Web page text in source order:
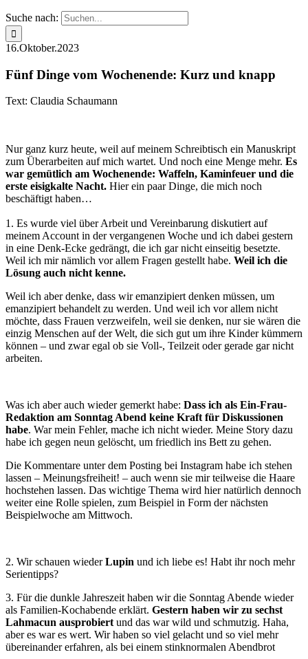
Suche nach:
16.Oktober.2023
Fünf Dinge vom Wochenende: Kurz und knapp
Text: Claudia Schaumann
Nur ganz kurz heute, weil auf meinem Schreibtisch ein Manuskript
zum Überarbeiten auf mich wartet. Und noch eine Menge mehr. Es
war gemütlich am Wochenende: Waffeln, Kaminfeuer und die
erste eisigkalte Nacht. Hier ein paar Dinge, die mich noch
beschäftigt haben…
1. Es wurde viel über Arbeit und Vereinbarung diskutiert auf
meinem Account in der vergangenen Woche und ich dabei gestern
in eine Denk-Ecke gedrängt, die ich gar nicht einseitig besetzte.
Weil ich mir nämlich vor allem Fragen gestellt habe. Weil ich die
Lösung auch nicht kenne.
Weil ich aber denke, dass wir emanzipiert denken müssen, um
emanzipiert behandelt zu werden. Und weil ich vor allem nicht
möchte, dass Frauen verzweifeln, weil sie denken, nur sie wären die
einzig Menschen auf der Welt, die sich gut um ihre Kinder kümmern
können – und zwar egal ob sie Voll-, Teilzeit oder gerade gar nicht
arbeiten.
Was ich aber auch wieder gemerkt habe: Dass ich als Ein-Frau-
Redaktion am Sonntag Abend keine Kraft für Diskussionen
habe. War mein Fehler, mache ich nicht wieder. Meine Story dazu
habe ich gegen neun gelöscht, um friedlich ins Bett zu gehen.
Die Kommentare unter dem Posting bei Instagram habe ich stehen
lassen – Meinungsfreiheit! – auch wenn sie mir teilweise die Haare
hochstehen lassen. Das wichtige Thema wird hier natürlich dennoch
weiter eine Rolle spielen, zum Beispiel in Form der nächsten
Beispielwoche am Mittwoch.
2. Wir schauen wiederLupin und ich liebe es! Habt ihr noch mehr
Serientipps?
3. Für die dunkle Jahreszeit haben wir die Sonntag Abende wieder
als Familien-Kochabende erklärt. Gestern haben wir zu sechst
Lahmacun ausprobiertund das war wild und schmutzig. Haha,
aber es war es wert. Wir haben so viel gelacht und so viel mehr
übereinander erfahren, als bei einem stinknormalen Abendbrot